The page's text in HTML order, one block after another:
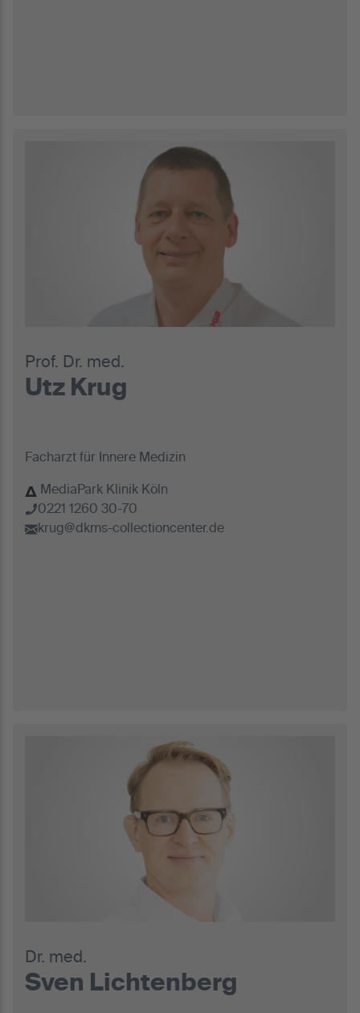
Prof. Dr. med.
Utz Krug
Facharzt für Innere Medizin
MediaPark Klinik Köln
0221 1260 30-70
krug@dkms-collectioncenter.de
Dr. med.
Sven Lichtenberg